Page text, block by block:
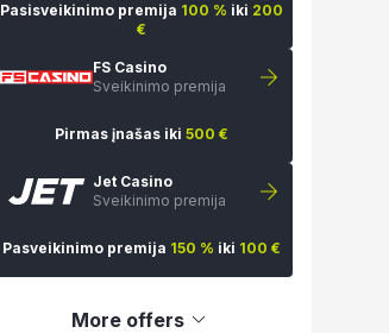
Pasisveikinimo premija 100 % iki 200
€
FS Casino
Sveikinimo premija
Pirmas įnašas iki 500 €
Jet Casino
Sveikinimo premija
Pasveikinimo premija 150 % iki 100 €
More offers